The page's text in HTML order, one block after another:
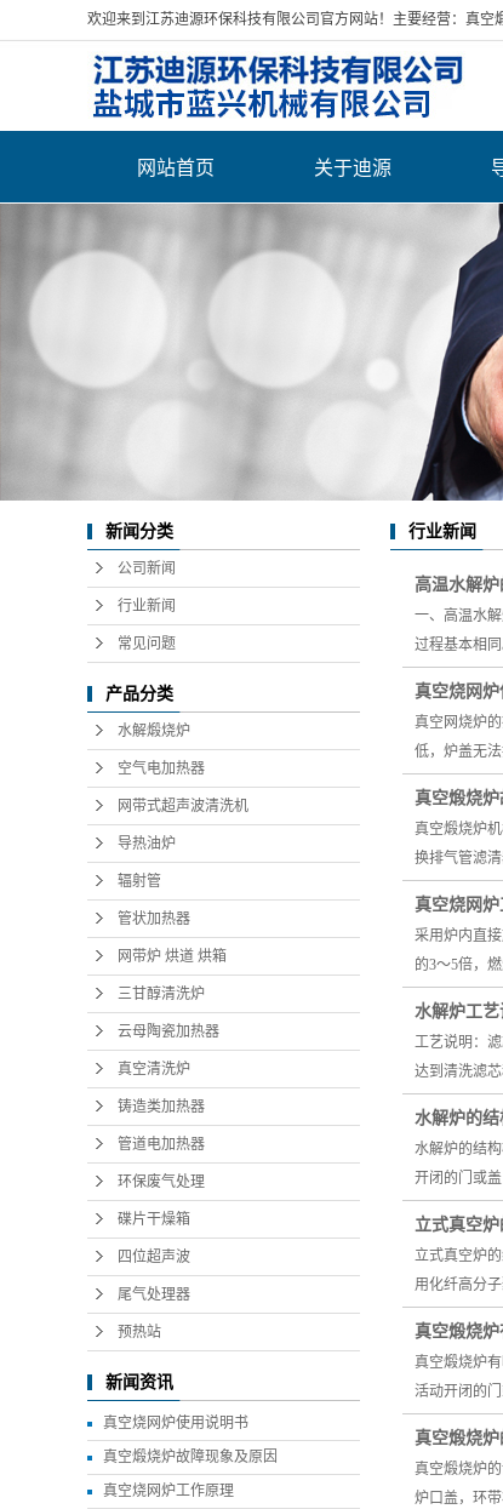
欢迎来到江苏迪源环保科技有限公司官方网站！主要经营：真
网站首页 关于迪源
营业执照
厂房展示
新闻分类
公司新闻
行业新闻
常见问题
产品分类
水解煅烧炉
空气电加热器
网带式超声波清洗机
导热油炉
辐射管
管状加热器
网带炉 烘道 烘箱
三甘醇清洗炉
云母陶瓷加热器
真空清洗炉
铸造类加热器
管道电加热器
环保废气处理
碟片干燥箱
四位超声波
尾气处理器
预热站
新闻资讯
真空烧网炉使用说明书
真空煅烧炉故障现象及原因
真空烧网炉工作原理
行业新闻
高温水解
一、高温水
过程基本相
真空烧网
真空网烧炉
低，炉盖无
真空煅烧炉
真空煅烧炉
换排气管滤
真空烧网
采用炉内直
的3～5倍，
水解炉工艺
工艺说明：
达到清洗滤
水解炉的
水解炉的结
开闭的门或
立式真空
立式真空炉
用化纤高分
真空煅烧
真空煅烧炉
活动开闭的
真空煅烧
真空煅烧炉
炉口盖，环